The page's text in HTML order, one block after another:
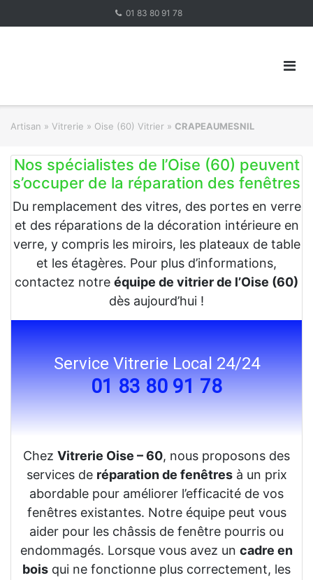
01 83 80 91 78
Artisan » Vitrerie » Oise (60) Vitrier » CRAPEAUMESNIL
Nos spécialistes de l’Oise (60) peuvent
s’occuper de la réparation des fenêtres
Du remplacement des vitres, des portes en verre
et des réparations de la décoration intérieure en
verre, y compris les miroirs, les plateaux de table
et les étagères. Pour plus d’informations,
contactez notre équipe de vitrier de l’Oise (60)
dès aujourd’hui !
Service Vitrerie Local 24/24
01 83 80 91 78
Chez Vitrerie Oise – 60, nous proposons des
services de réparation de fenêtresà un prix
abordable pour améliorer l’efficacité de vos
fenêtres existantes. Notre équipe peut vous
aider pour les châssis de fenêtre pourris ou
endommagés. Lorsque vous avez un cadre en
bois qui ne fonctionne plus correctement, les